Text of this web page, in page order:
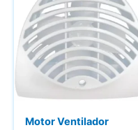
Motor Ventilador